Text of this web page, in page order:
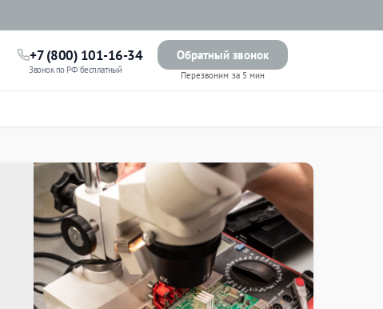
+7 (800) 101-16-34
Звонок по РФ бесплатный
Обратный звонок
Перезвоним за 5 мин